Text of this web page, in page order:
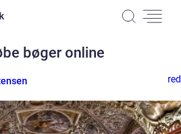
bøger online